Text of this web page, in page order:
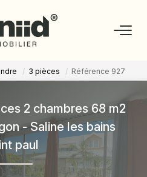
BIENS
3 pièces Référence 927
2 chambres 68 m2
- Saline les bains
paul